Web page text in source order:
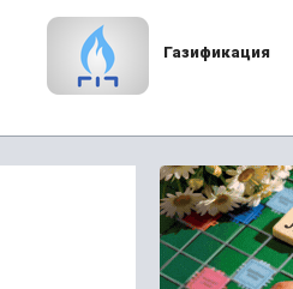
Газификация